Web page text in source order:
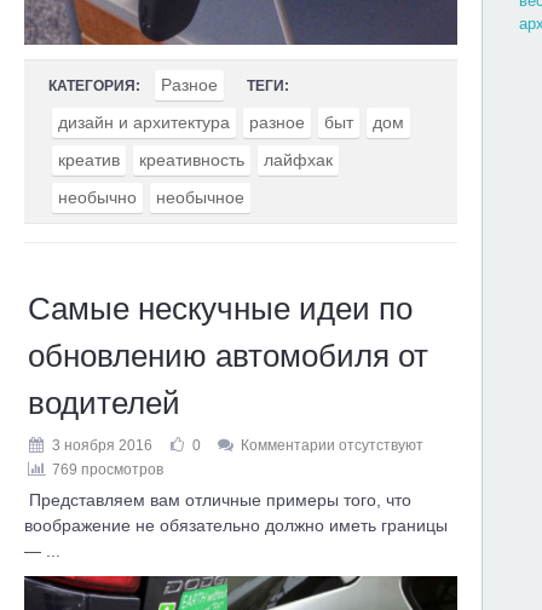
КАТЕГОРИЯ: Разное ТЕГИ:
дизайн и архитектура разное быт
дом
креатив
креативность
лайфхак
необычно
необычное
Самые нескучные идеи по
обновлению автомобиля от
водителей
3 ноября 2016 0
Комментарии отсутствуют
769 просмотров
Представляем вам отличные примеры того, что
воображение не обязательно должно иметь границы
— ...